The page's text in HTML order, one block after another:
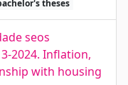
theses
seos
2024. Inflation,
with housing